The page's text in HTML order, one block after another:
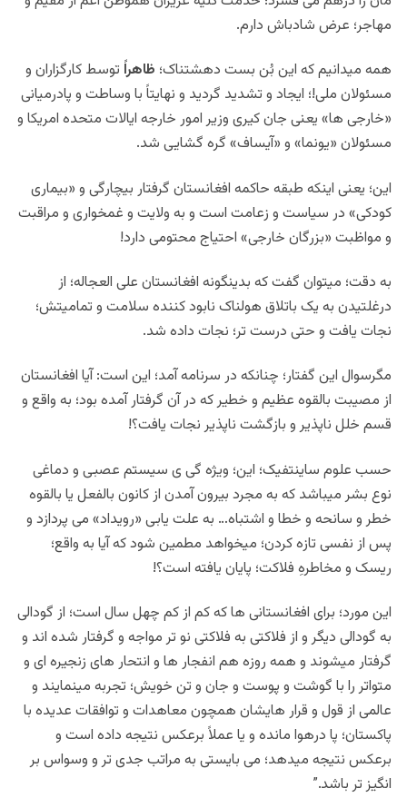
مهاجر؛ عرض شادباش دارم.
همه میدانیم که این بُن بست دهشتناک؛ ظاهراً توسط کارگزاران و
مسئولان ملی!؛ ایجاد و تشدید گردید و نهایتاً با وساطت و پادرمیانی
«خارجی ها» یعنی جان کیری وزیر امور خارجه ایالات متحده امریکا و
مسئولان «یونما» و «آیساف» گره گشایی شد.
این؛ یعنی اینکه طبقه حاکمه افغانستان گرفتار بیچارگی و «بیماری
کودکی» در سیاست و زعامت است و به ولایت و غمخواری و مراقبت
و مواظبت «بزرگان خارجی» احتیاج محتومی دارد!
به دقت؛ میتوان گفت که بدینگونه افغانستان علی العجاله؛ از
درغلتیدن به یک باتلاق هولناک نابود کننده سلامت و تمامیتش؛
نجات یافت و حتی درست تر؛ نجات داده شد.
مگرسوال این گفتار؛ چنانکه در سرنامه آمد؛ این است: آیا افغانستان
از مصیبت بالقوه عظیم و خطیر که در آن گرفتار آمده بود؛ به واقع و
قسم خلل ناپذیر و بازگشت ناپذیر نجات یافت؟!
حسب علوم ساینتفیک؛ این؛ ویژه گی ی سیستم عصبی و دماغی
نوع بشر میباشد که به مجرد بیرون آمدن از کانون بالفعل یا بالقوه
خطر و سانحه و خطا و اشتباه… به علت یابی «رویداد» می پردازد و
پس از نفسی تازه کردن؛ میخواهد مطمین شود که آیا به واقع؛
ریسک و مخاطرهِ فلاکت؛ پایان یافته است؟!
این مورد؛ برای افغانستانی ها که کم از کم چهل سال است؛ از گودالی
به گودالی دیگر و از فلاکتی به فلاکتی نو تر مواجه و گرفتار شده اند و
گرفتار میشوند و همه روزه هم انفجار ها و انتحار های زنجیره ای و
متواتر را با گوشت و پوست و جان و تن خویش؛ تجربه مینمایند و
عالمی از قول و قرار هایشان همچون معاهدات و توافقات عدیده با
پاکستان؛ پا درهوا مانده و یا عملاً برعکس نتیجه داده است و
برعکس نتیجه میدهد؛ می بایستی به مراتب جدی تر و وسواس بر
انگیز تر باشد.”